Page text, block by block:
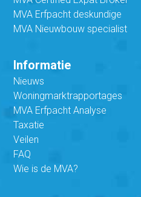
MVA Erfpacht deskundige
MVA Nieuwbouw specialist
Informatie
Nieuws
Woningmarktrapportages
MVA Erfpacht Analyse
Taxatie
Veilen
FAQ
Wie is de MVA?